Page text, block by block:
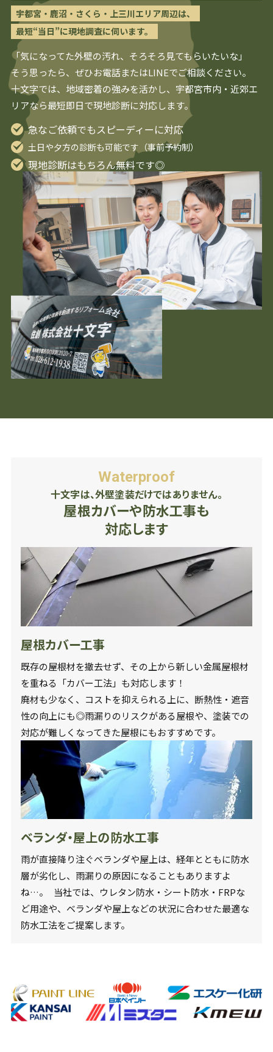
宇都宮・鹿沼・さくら・上三川エリア周辺は、
最短“当日”に現地調査に伺います。
「気になってた外壁の汚れ、そろそろ見てもらいたいな」
そう思ったら、ぜひお電話またはLINEでご相談ください。
十文字では、地域密着の強みを活かし、 宇都宮市内・近郊エ
リアなら最短即日で現地診断に対応します。
急なご依頼でもスピーディーに対応
土日や夕方の診断も可能です（事前予約制）
現地診断はもちろん無料です◎
Waterproof
十文字は、外壁塗装だけではありません。
屋根カバーや防水工事も
対応します
屋根カバー工事
既存の屋根材を撤去せず、その上から新しい金属屋根材
を重ねる「カバー工法」も対応します！
廃材も少なく、コストを抑えられる上に、断熱性・遮音
性の向上にも◎雨漏りのリスクがある屋根や、塗装での
対応が難しくなってきた屋根にもおすすめです。
ベランダ・屋上の防水工事
雨が直接降り注ぐベランダや屋上は、経年とともに防水
層が劣化し、雨漏りの原因になることもありますよ
ね…。 当社では、ウレタン防水・シート防水・FRPな
ど用途や、ベランダや屋上などの状況に合わせた最適な
防水工法をご提案します。